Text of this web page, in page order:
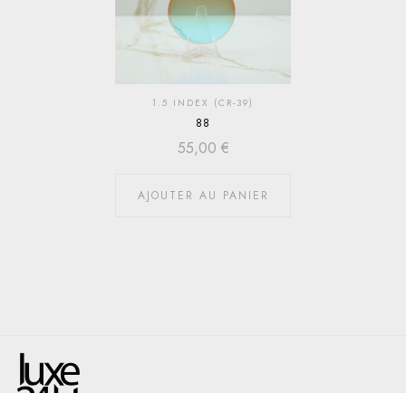
1.5 INDEX (CR-39)
88
55,00 €
AJOUTER AU PANIER